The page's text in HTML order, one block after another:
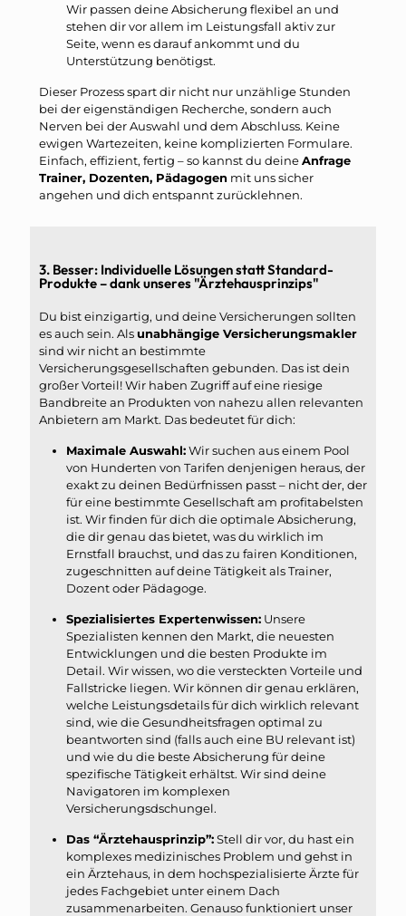
Wir passen deine Absicherung flexibel an und
stehen dir vor allem im Leistungsfall aktiv zur
Seite, wenn es darauf ankommt und du
Unterstützung benötigst.
Dieser Prozess spart dir nicht nur unzählige Stunden
bei der eigenständigen Recherche, sondern auch
Nerven bei der Auswahl und dem Abschluss. Keine
ewigen Wartezeiten, keine komplizierten Formulare.
Einfach, effizient, fertig – so kannst du deineAnfrage
Trainer, Dozenten, Pädagogen mit uns sicher
angehen und dich entspannt zurücklehnen.
3. Besser: Individuelle Lösungen statt Standard-
Produkte – dank unseres "Ärztehausprinzips"
Du bist einzigartig, und deine Versicherungen sollten
es auch sein. Alsunabhängige Versicherungsmakler
sind wir nicht an bestimmte
Versicherungsgesellschaften gebunden. Das ist dein
großer Vorteil! Wir haben Zugriff auf eine riesige
Bandbreite an Produkten von nahezu allen relevanten
Anbietern am Markt. Das bedeutet für dich:
Maximale Auswahl:Wir suchen aus einem Pool
von Hunderten von Tarifen denjenigen heraus, der
exakt zu deinen Bedürfnissen passt – nicht der, der
für eine bestimmte Gesellschaft am profitabelsten
ist. Wir finden für dich die optimale Absicherung,
die dir genau das bietet, was du wirklich im
Ernstfall brauchst, und das zu fairen Konditionen,
zugeschnitten auf deine Tätigkeit als Trainer,
Dozent oder Pädagoge.
Spezialisiertes Expertenwissen: Unsere
Spezialisten kennen den Markt, die neuesten
Entwicklungen und die besten Produkte im
Detail. Wir wissen, wo die versteckten Vorteile und
Fallstricke liegen. Wir können dir genau erklären,
welche Leistungsdetails für dich wirklich relevant
sind, wie die Gesundheitsfragen optimal zu
beantworten sind (falls auch eine BU relevant ist)
und wie du die beste Absicherung für deine
spezifische Tätigkeit erhältst. Wir sind deine
Navigatoren im komplexen
Versicherungsdschungel.
Das “Ärztehausprinzip”:Stell dir vor, du hast ein
komplexes medizinisches Problem und gehst in
ein Ärztehaus, in dem hochspezialisierte Ärzte für
jedes Fachgebiet unter einem Dach
zusammenarbeiten. Genauso funktioniert unser